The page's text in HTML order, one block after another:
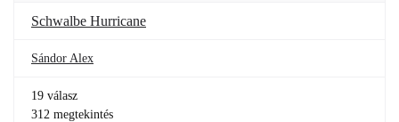
Schwalbe Hurricane
Sándor Alex
19 válasz
312 megtekintés